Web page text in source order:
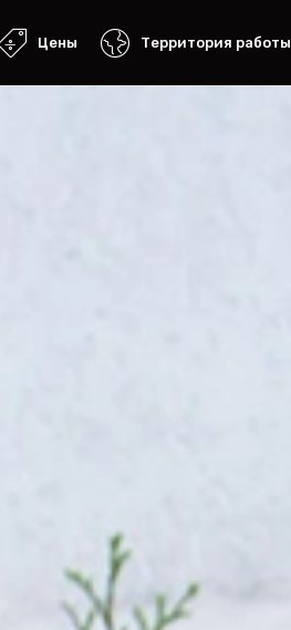
Цены Территория работы